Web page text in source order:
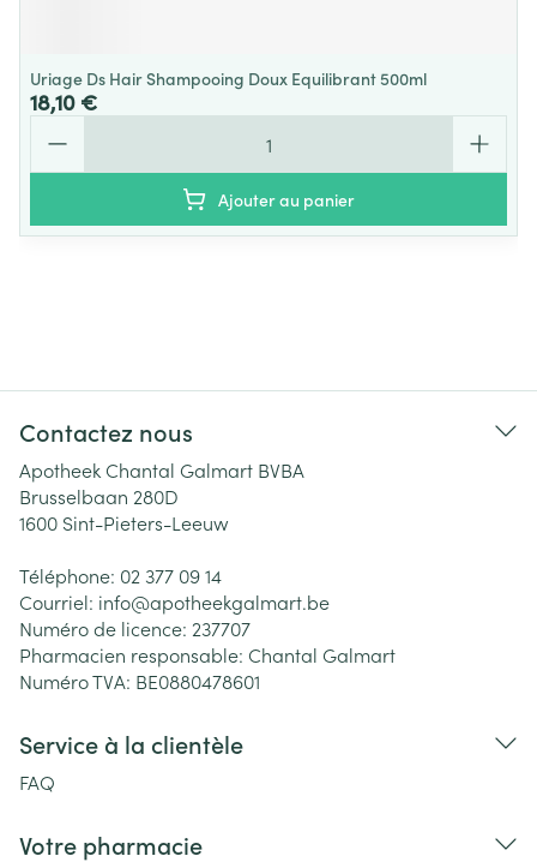
Uriage Ds Hair Shampooing Doux Equilibrant 500ml
18,10 €
Ajouter au panier
Contactez nous
Apotheek Chantal Galmart BVBA
Brusselbaan 280D
1600 Sint-Pieters-Leeuw
Téléphone: 02 377 09 14
Courriel: info@apotheekgalmart.be
Numéro de licence: 237707
Pharmacien responsable: Chantal Galmart
Numéro TVA: BE0880478601
Service à la clientèle
FAQ
Votre pharmacie